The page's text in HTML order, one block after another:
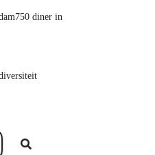
diner in